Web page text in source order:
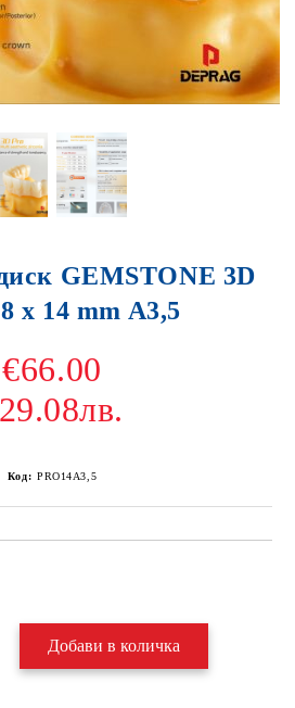
GEMSTONE 3D
x 14 mm A3,5
€66.00
Код: PRO14A3,5